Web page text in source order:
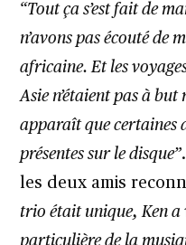
“Tout ça s’est fait de
n’avons pas écouté de
africaine. Et les
Asie n’étaient pas à
apparaît que certaines
présentes sur le disque”
les deux amis
trio était unique, Ken
particulière de la